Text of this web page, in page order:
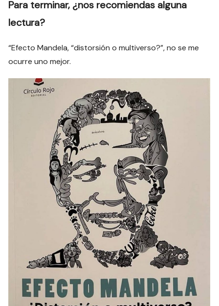
Para terminar, ¿nos recomiendas alguna
lectura?
“Efecto Mandela, “distorsión o multiverso?”, no se me
ocurre uno mejor.